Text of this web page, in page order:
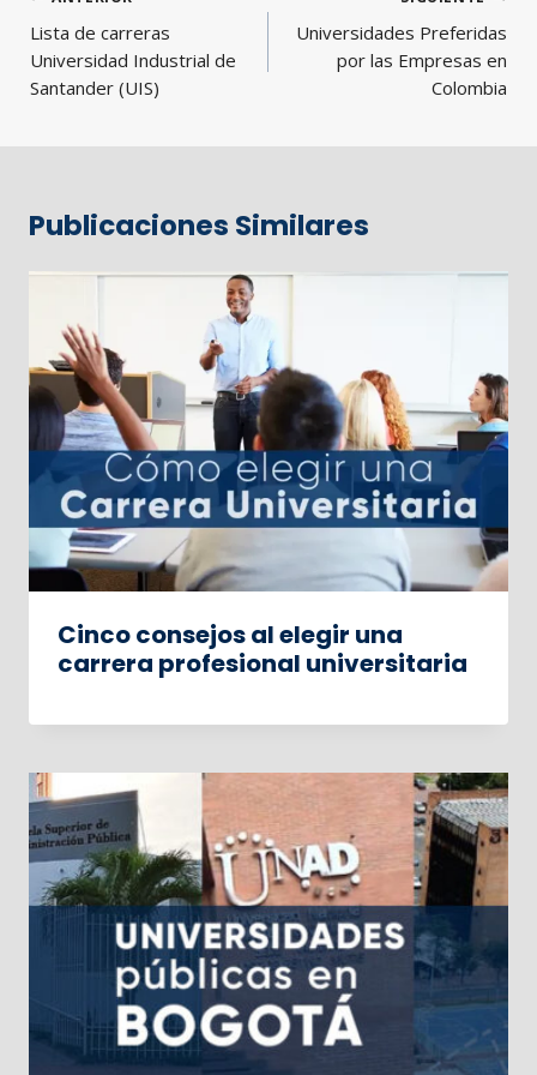
de
entradas
Lista de carreras
Universidad Industrial de
Santander (UIS)
Universidades Preferidas
por las Empresas en
Colombia
Publicaciones Similares
Cinco consejos al elegir una
carrera profesional universitaria